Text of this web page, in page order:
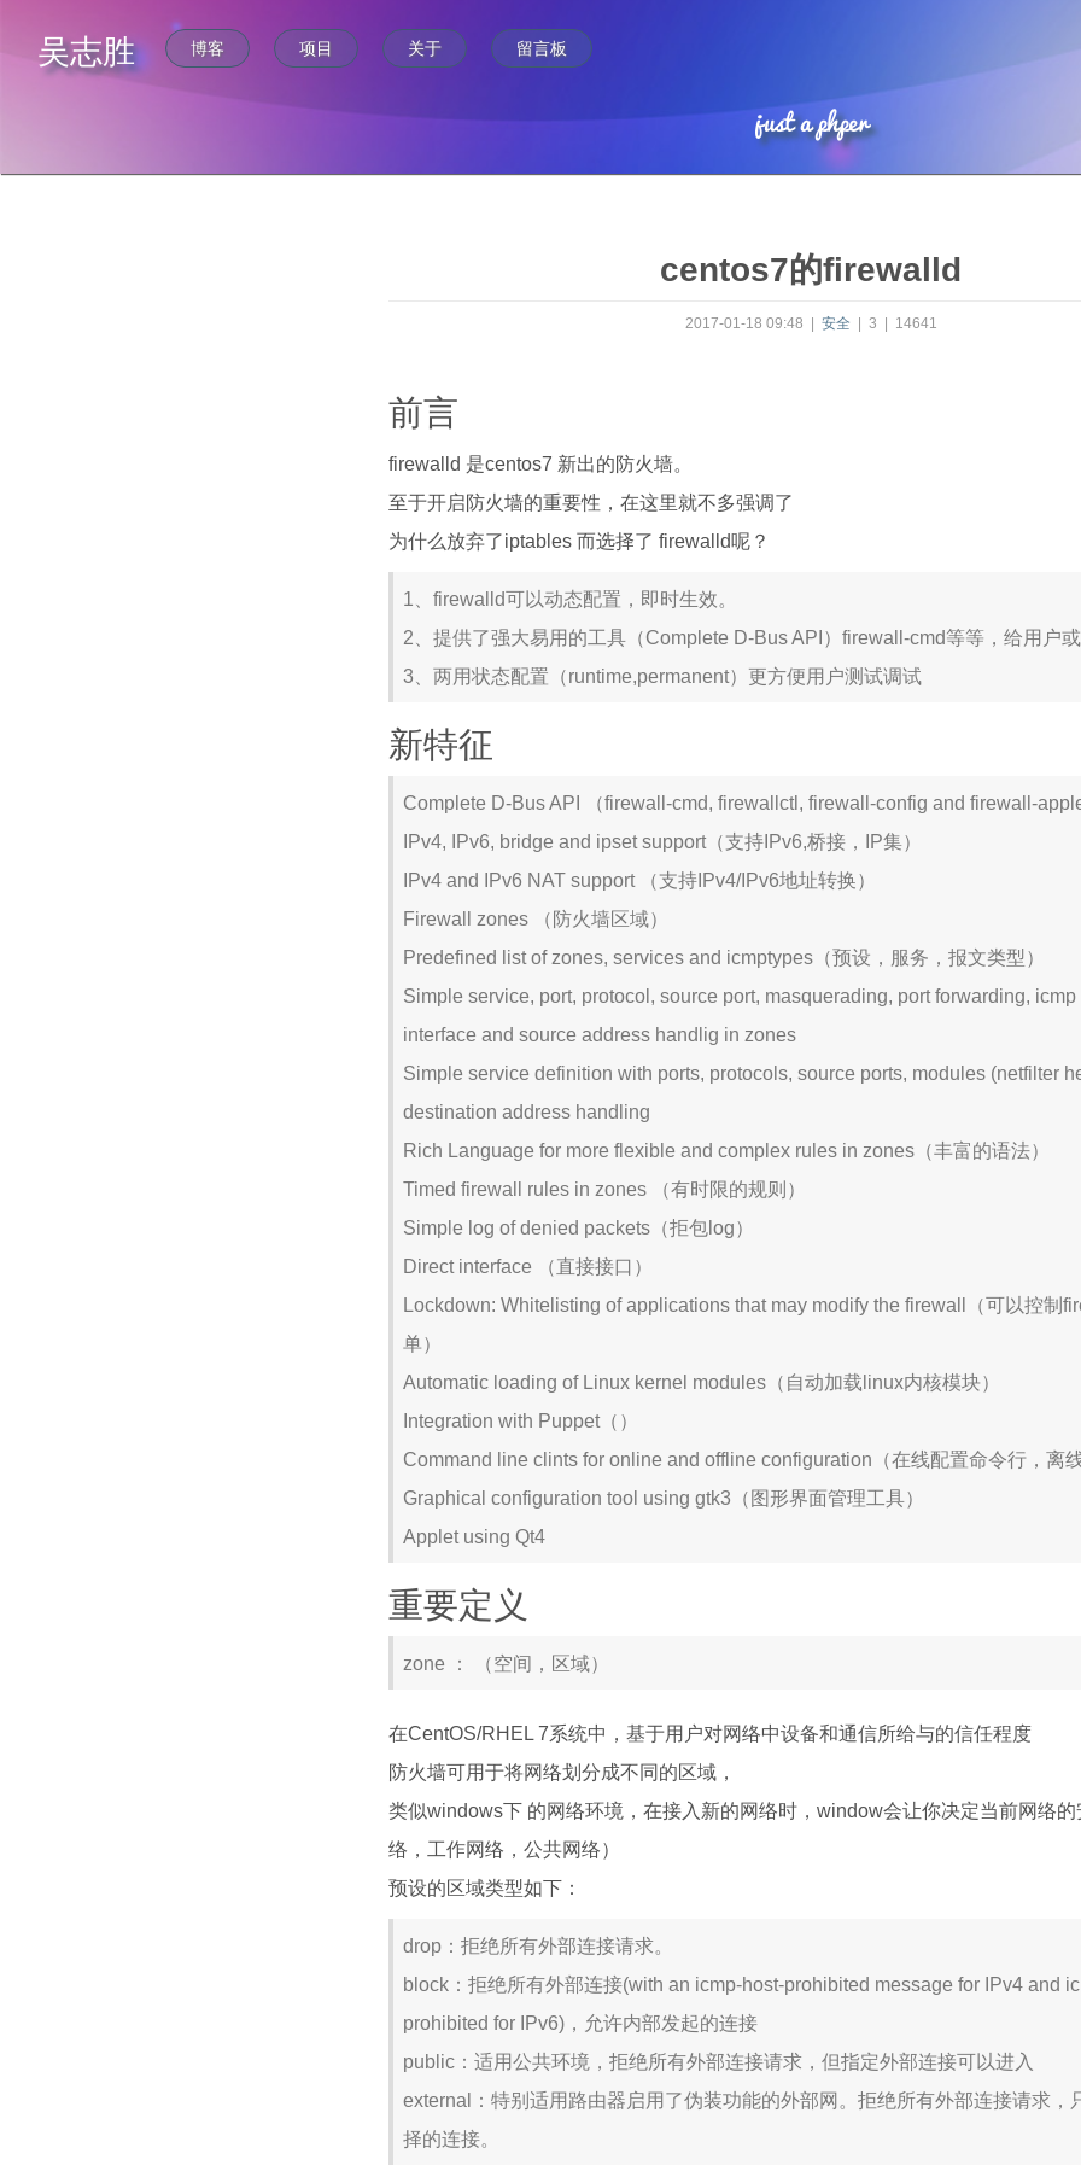
吴志胜 博客 项目 关于 留言板
just a phper
centos7的firewalld
2017-01-18 09:48 安全 3 14641
前言
firewalld 是centos7 新出的防火墙。
至于开启防火墙的重要性，在这里就不多强调了
为什么放弃了iptables 而选择了 firewalld呢？
1、firewalld可以动态配置，即时生效。
2、提供了强大易用的工具（Complete D-Bus API）firewall-cmd等等，给用户
3、两用状态配置（runtime,permanent）更方便用户测试调试
新特征
Complete D-Bus API （firewall-cmd, firewallctl, firewall-config and firewall-
IPv4, IPv6, bridge and ipset support（支持IPv6,桥接，IP集）
IPv4 and IPv6 NAT support （支持IPv4/IPv6地址转换）
Firewall zones （防火墙区域）
Predefined list of zones, services and icmptypes（预设，服务，报文类型）
Simple service, port, protocol, source port, masquerading, port forwarding, icmp
interface and source address handlig in zones
Simple service definition with ports, protocols, source ports, modules (netfilter
destination address handling
Rich Language for more flexible and complex rules in zones（丰富的语法）
Timed firewall rules in zones （有时限的规则）
Simple log of denied packets（拒包log）
Direct interface （直接接口）
Lockdown: Whitelisting of applications that may modify the firewall（可以控制
单）
Automatic loading of Linux kernel modules（自动加载linux内核模块）
Integration with Puppet（）
Command line clints for online and offline configuration（在线配置命令行，离
Graphical configuration tool using gtk3（图形界面管理工具）
Applet using Qt4
重要定义
zone ： （空间，区域）
在CentOS/RHEL 7系统中，基于用户对网络中设备和通信所给与的信任程度
防火墙可用于将网络划分成不同的区域，
类似windows下 的网络环境，在接入新的网络时，window会让你决定当前网络
络，工作网络，公共网络）
预设的区域类型如下：
drop：拒绝所有外部连接请求。
block：拒绝所有外部连接(with an icmp-host-prohibited message for IPv4 and
prohibited for IPv6)，允许内部发起的连接
public：适用公共环境，拒绝所有外部连接请求，但指定外部连接可以进入
external：特别适用路由器启用了伪装功能的外部网。拒绝所有外部连接请求，
择的连接。